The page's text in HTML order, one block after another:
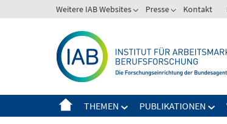
zum
Weitere IAB Websites Presse Kontakt
THEMEN PUBLIKATIONEN